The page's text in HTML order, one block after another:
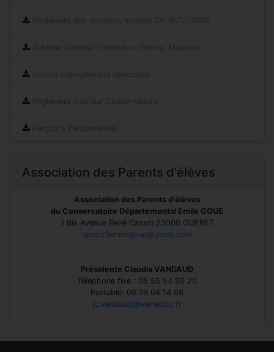
Règlement des examens modifié CS 16/12/2025
Schéma National Orientation Pédag. Musique
Charte enseignement spécialisé
Règlement intérieur Conservatoire
Parcours Personnalisés
Association des Parents d'élèves
Association des Parents d'élèves
du Conservatoire Départemental Emile GOUE
1 Bis Avenue René Cassin 23000 GUERET
apec23emilegoue@gmail.com
Présidente Claudia VANDAUD
Téléphone fixe : 05 55 54 90 20
Portable: 06 79 04 14 68
jc.vandaud@wanadoo.fr